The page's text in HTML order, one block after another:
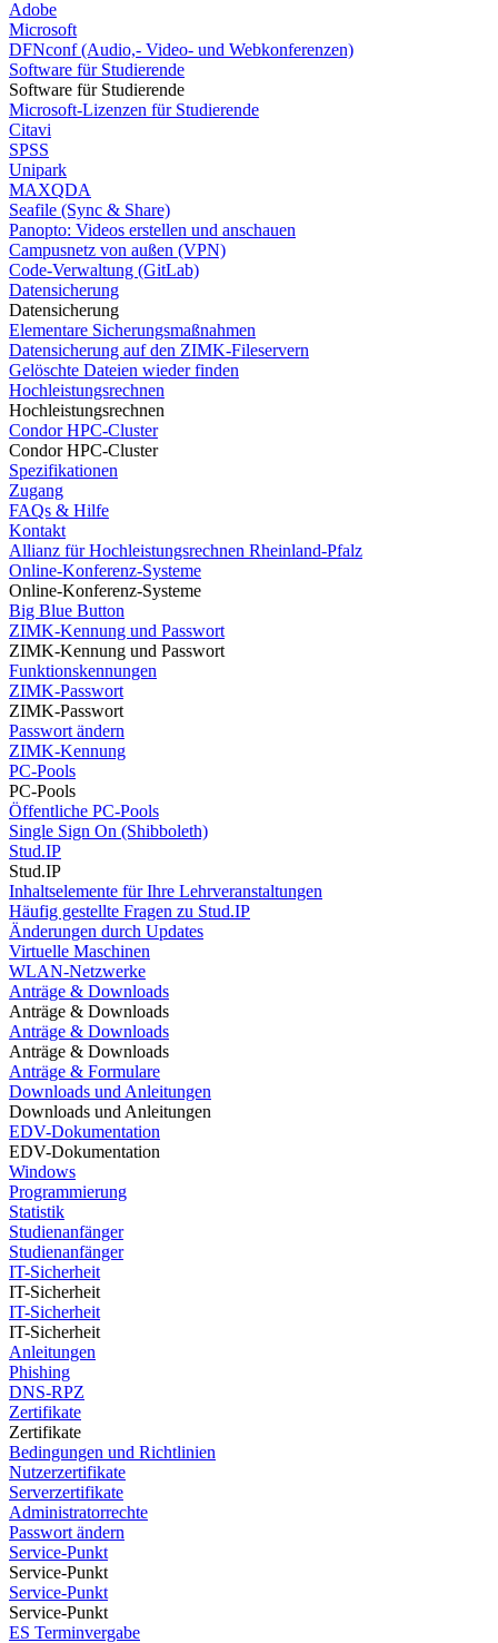
Adobe
Microsoft
DFNconf (Audio,- Video- und Webkonferenzen)
Software für Studierende
Software für Studierende
Microsoft-Lizenzen für Studierende
Citavi
SPSS
Unipark
MAXQDA
Seafile (Sync & Share)
Panopto: Videos erstellen und anschauen
Campusnetz von außen (VPN)
Code-Verwaltung (GitLab)
Datensicherung
Datensicherung
Elementare Sicherungsmaßnahmen
Datensicherung auf den ZIMK-Fileservern
Gelöschte Dateien wieder finden
Hochleistungsrechnen
Hochleistungsrechnen
Condor HPC-Cluster
Condor HPC-Cluster
Spezifikationen
Zugang
FAQs & Hilfe
Kontakt
Allianz für Hochleistungsrechnen Rheinland-Pfalz
Online-Konferenz-Systeme
Online-Konferenz-Systeme
Big Blue Button
ZIMK-Kennung und Passwort
ZIMK-Kennung und Passwort
Funktionskennungen
ZIMK-Passwort
ZIMK-Passwort
Passwort ändern
ZIMK-Kennung
PC-Pools
PC-Pools
Öffentliche PC-Pools
Single Sign On (Shibboleth)
Stud.IP
Stud.IP
Inhaltselemente für Ihre Lehrveranstaltungen
Häufig gestellte Fragen zu Stud.IP
Änderungen durch Updates
Virtuelle Maschinen
WLAN-Netzwerke
Anträge & Downloads
Anträge & Downloads
Anträge & Downloads
Anträge & Downloads
Anträge & Formulare
Downloads und Anleitungen
Downloads und Anleitungen
EDV-Dokumentation
EDV-Dokumentation
Windows
Programmierung
Statistik
Studienanfänger
Studienanfänger
IT-Sicherheit
IT-Sicherheit
IT-Sicherheit
IT-Sicherheit
Anleitungen
Phishing
DNS-RPZ
Zertifikate
Zertifikate
Bedingungen und Richtlinien
Nutzerzertifikate
Serverzertifikate
Administratorrechte
Passwort ändern
Service-Punkt
Service-Punkt
Service-Punkt
Service-Punkt
ES Terminvergabe